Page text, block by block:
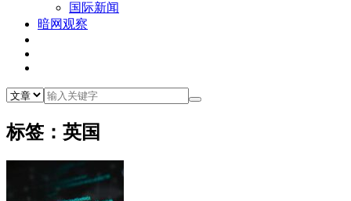
国际新闻
暗网观察
标签：英国